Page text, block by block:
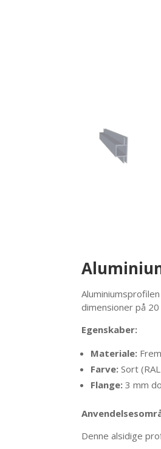
dimensioner på
Egenskaber:
Materiale:
Farve: Sort
Flange: 3 mm
Denne alsidige